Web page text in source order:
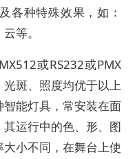
各种特殊效果，如：
等。
或RS232或PMX
斑、照度均优于以上
能灯具，常安装在面
运行中的色、形、图
小不同，在舞台上使